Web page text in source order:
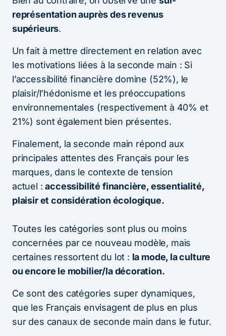
représentation auprès des revenus
supérieurs.
Un fait à mettre directement en relation avec
les motivations liées à la seconde main : Si
l’accessibilité financière domine (52%), le
plaisir/l’hédonisme et les préoccupations
environnementales (respectivement à 40% et
21%) sont également bien présentes.
Finalement, la seconde main répond aux
principales attentes des Français pour les
marques, dans le contexte de tension
actuel :accessibilité financière, essentialité,
plaisir et considération écologique.
Toutes les catégories sont plus ou moins
concernées par ce nouveau modèle, mais
certaines ressortent du lot : la mode, la culture
ou encore le mobilier/la décoration.
Ce sont des catégories super dynamiques,
que les Français envisagent de plus en plus
sur des canaux de seconde main dans le futur.